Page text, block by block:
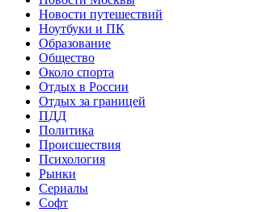
Новости путешествий
Ноутбуки и ПК
Образование
Общество
Около спорта
Отдых в России
Отдых за границей
ПДД
Политика
Происшествия
Психология
Рынки
Сериалы
Софт